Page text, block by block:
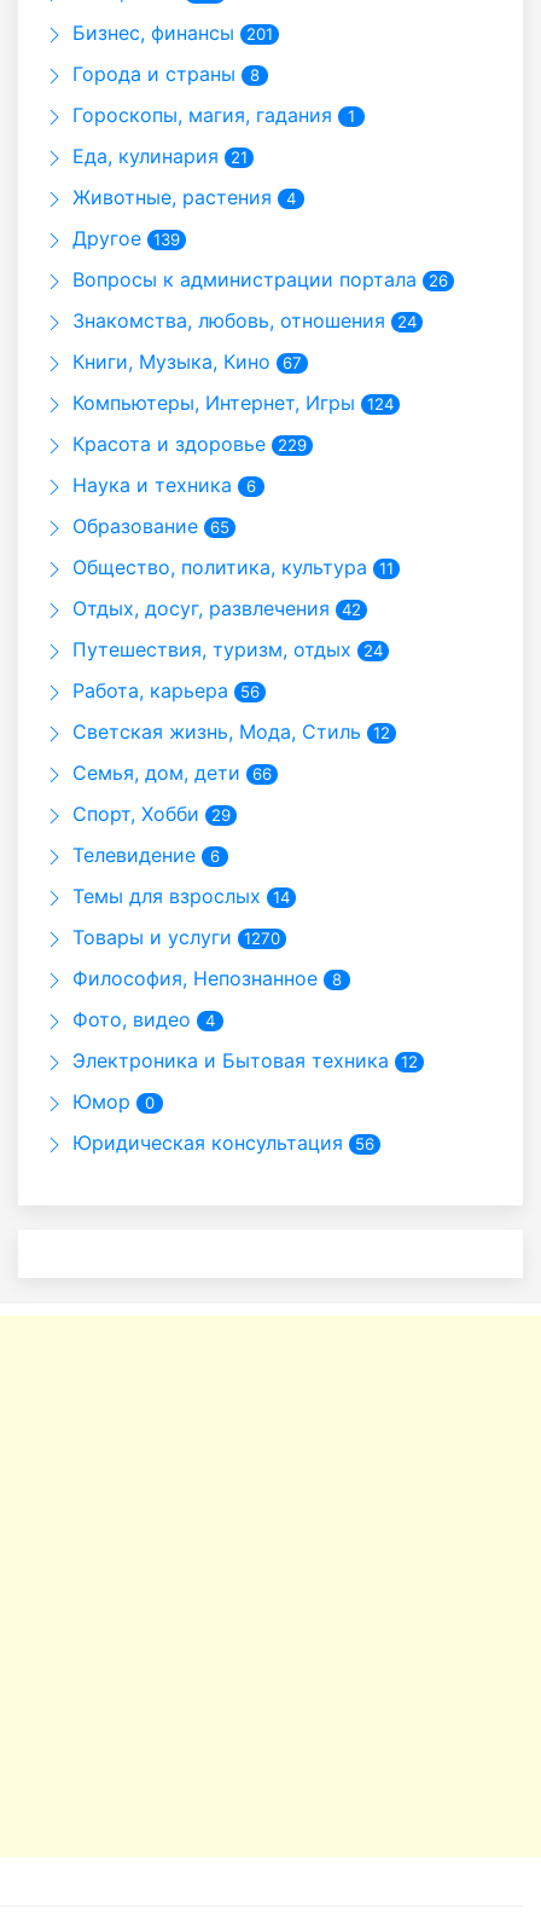
Бизнес, финансы 201
Города и страны 8
Гороскопы, магия, гадания 1
Еда, кулинария 21
Животные, растения 4
Другое 139
Вопросы к администрации портала 26
Знакомства, любовь, отношения 24
Книги, Музыка, Кино 67
Компьютеры, Интернет, Игры 124
Красота и здоровье 229
Наука и техника 6
Образование 65
Общество, политика, культура 11
Отдых, досуг, развлечения 42
Путешествия, туризм, отдых 24
Работа, карьера 56
Светская жизнь, Мода, Стиль 12
Семья, дом, дети 66
Спорт, Хобби 29
Телевидение 6
Темы для взрослых 14
Товары и услуги 1270
Философия, Непознанное 8
Фото, видео 4
Электроника и Бытовая техника 12
Юмор 0
Юридическая консультация 56